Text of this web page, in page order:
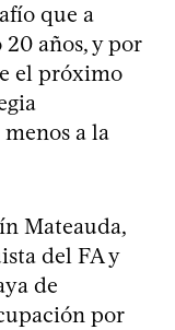
que a
años, y por
el próximo
a la
Mateauda,
del FA y
de
por